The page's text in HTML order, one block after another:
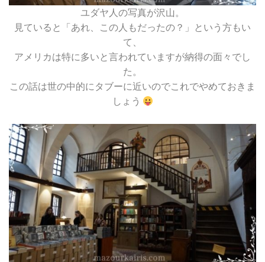
ユダヤ人の写真が沢山。
見ていると「あれ、この人もだったの？」という方もい
て、
アメリカは特に多いと言われていますが納得の面々でし
た。
この話は世の中的にタブーに近いのでこれでやめておきま
しょう